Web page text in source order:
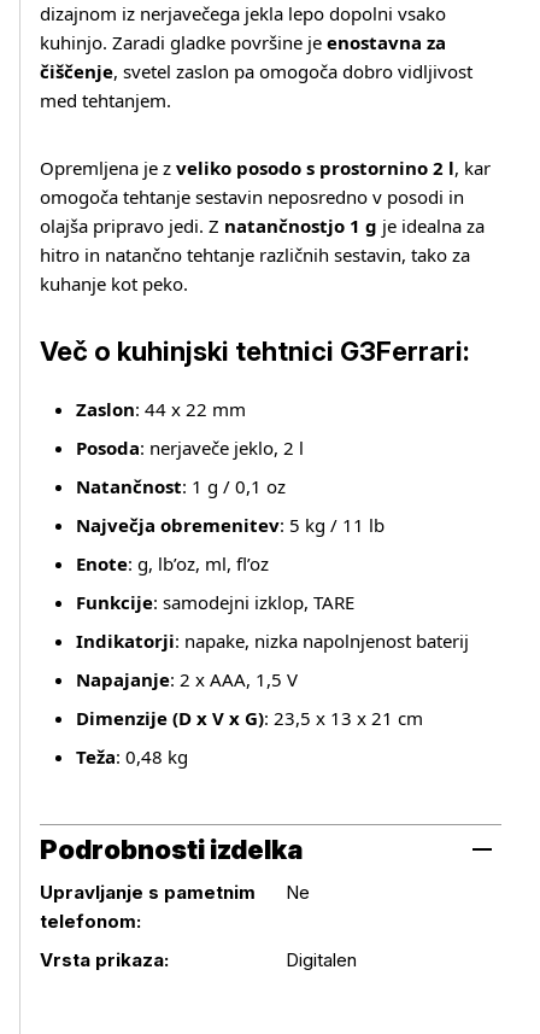
dizajnom iz nerjavečega jekla lepo dopolni vsako
kuhinjo. Zaradi gladke površine je enostavna za
čiščenje, svetel zaslon pa omogoča dobro vidljivost
med tehtanjem.
Opremljena je z veliko posodo s prostornino 2 l, kar
omogoča tehtanje sestavin neposredno v posodi in
olajša pripravo jedi. Z natančnostjo 1 g je idealna za
hitro in natančno tehtanje različnih sestavin, tako za
kuhanje kot peko.
Več o kuhinjski tehtnici G3Ferrari:
Zaslon: 44 x 22 mm
Posoda: nerjaveče jeklo, 2 l
Natančnost: 1 g / 0,1 oz
Največja obremenitev: 5 kg / 11 lb
Enote: g, lb’oz, ml, fl’oz
Funkcije: samodejni izklop, TARE
Indikatorji: napake, nizka napolnjenost baterij
Napajanje: 2 x AAA, 1,5 V
Dimenzije (D x V x G): 23,5 x 13 x 21 cm
Teža: 0,48 kg
Podrobnosti izdelka
Podrobnosti izdelka
Upravljanje s pametnim
telefonom:
Ne
Vrsta prikaza: Digitalen